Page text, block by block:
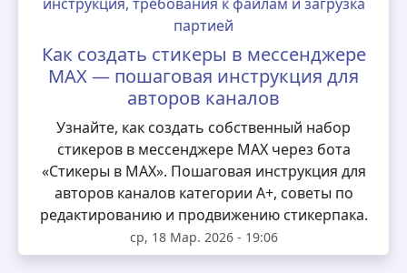
Как создать стикеры в мессенджере
MAX — пошаговая инструкция для
авторов каналов
Узнайте, как создать собственный набор
стикеров в мессенджере MAX через бота
«Стикеры в MAX». Пошаговая инструкция для
авторов каналов категории А+, советы по
редактированию и продвижению стикерпака.
ср, 18 Мар. 2026 - 19:06